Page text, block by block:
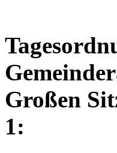
Großen
1: